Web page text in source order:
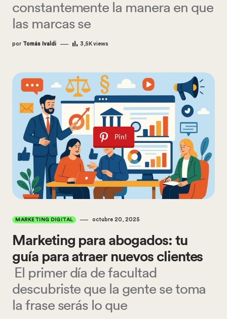
constantemente la manera en que
las marcas se
por Tomás Ivaldi 3,5Kviews
Pin!
MARKETING DIGITAL octubre 20, 2025
Marketing para abogados: tu
guía para atraer nuevos clientes
El primer día de facultad
descubriste que la gente se toma
la frase serás lo que